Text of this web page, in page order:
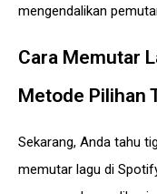
mengendalikan
Cara Memutar
Metode Pilihan
Sekarang, Anda tahu
memutar lagu di